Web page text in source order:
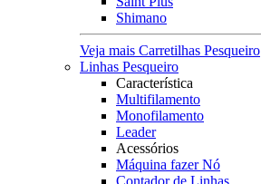
Shimano
Veja mais Carretilhas Pesqueiro
Linhas Pesqueiro
Característica
Multifilamento
Monofilamento
Leader
Acessórios
Máquina fazer Nó
Contador de Linhas